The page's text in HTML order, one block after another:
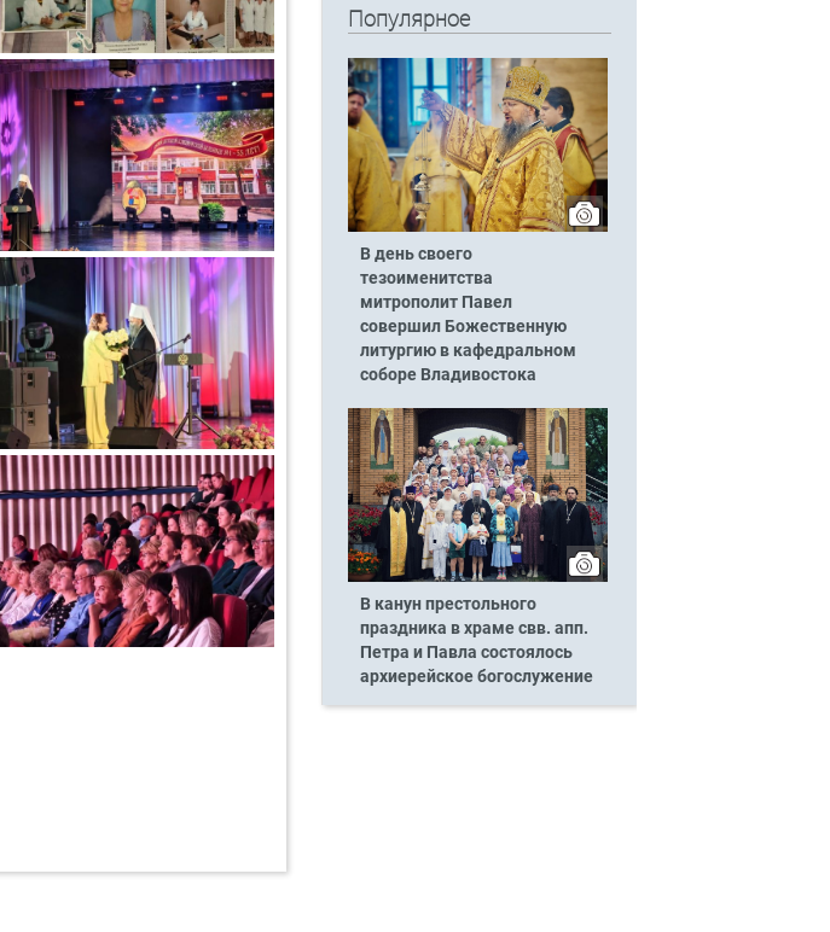
Популярное
В день своего
тезоименитства
митрополит Павел
совершил Божественную
литургию в кафедральном
соборе Владивостока
В канун престольного
праздника в храме свв. апп.
Петра и Павла состоялось
архиерейское богослужение